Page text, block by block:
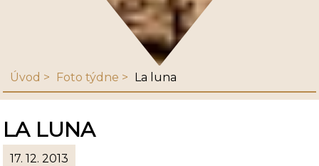
Úvod Foto týdne La luna
LA LUNA
17. 12. 2013